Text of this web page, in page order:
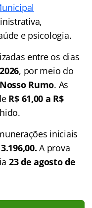
e psicologia.
entre os dias
, por meio do
Nosso Rumo. As
R$ 61,00 a R$
iniciais
3.196,00.A prova
23 de agosto de